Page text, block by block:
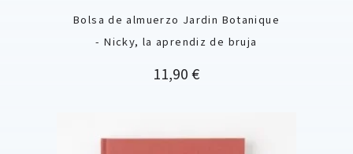
Bolsa de almuerzo Jardin Botanique
- Nicky, la aprendiz de bruja
Precio
11,90 €